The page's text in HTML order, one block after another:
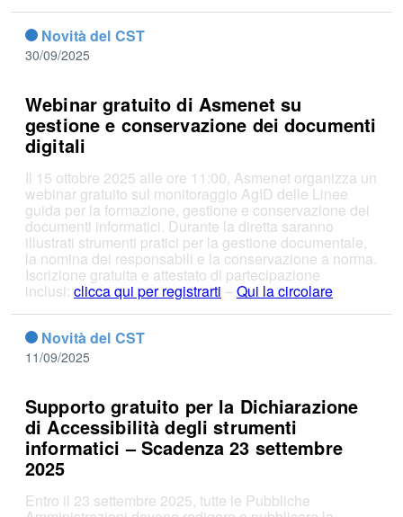
Novità del CST
30/09/2025
Webinar gratuito di Asmenet su
gestione e conservazione dei documenti
digitali
Il 15 ottobre 2025 alle ore 11:00, Asmenet organizza un
webinar gratuito sul monitoraggio AgID delle Linee
guida per la formazione, gestione e conservazione dei
documenti informatici. Durante la diretta saranno
illustrati strumenti pratici per la gestione documentale,
la nomina dei responsabili e la conservazione a norma.
Iscrizione gratuita e attestato di partecipazione
inclusi: clicca qui per registrarti –Qui la circolare
Novità del CST
11/09/2025
Supporto gratuito per la Dichiarazione
di Accessibilità degli strumenti
informatici – Scadenza 23 settembre
2025
Entro il 23 settembre 2025, tutte le Pubbliche